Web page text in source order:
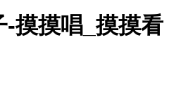
-摸摸唱_摸摸看